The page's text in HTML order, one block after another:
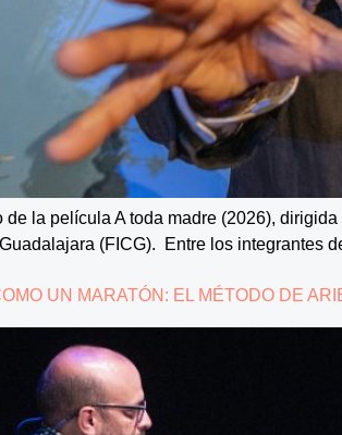
la película A toda madre (2026),
(FICG). Entre los integrantes
UN MARATÓN: EL MÉTODO DE